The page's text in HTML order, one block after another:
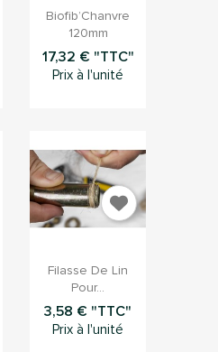
Aperçu rapide
Biofib’Chanvre
120mm
17,32 € "TTC"
Prix à l'unité
Aperçu rapide
Filasse De Lin
Pour...
3,58 € "TTC"
Prix à l'unité